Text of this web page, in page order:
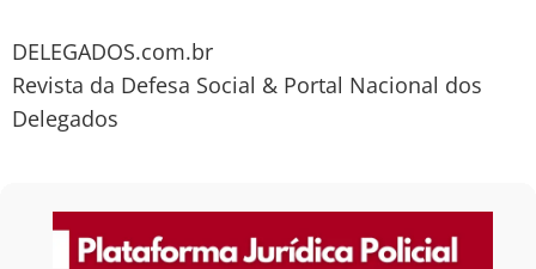
DELEGADOS.com.br
Revista da Defesa Social & Portal Nacional dos
Delegados